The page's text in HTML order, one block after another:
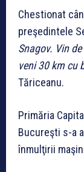
Chestionat
preşedintele
Snagov. Vin
veni 30 km cu
Tăriceanu.
Primăria
Bucureşti s-a
înmulţirii